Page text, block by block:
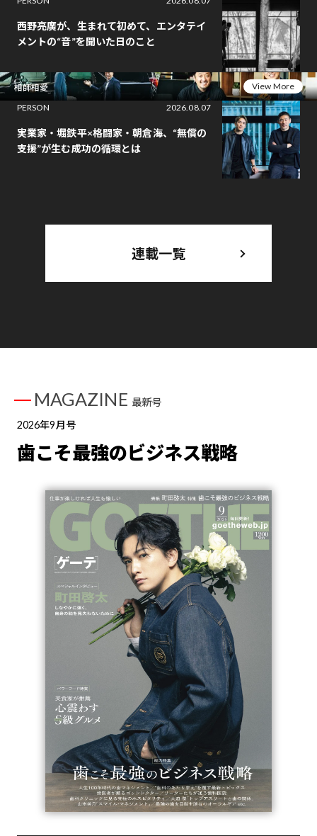
西野亮廣が、生まれて初めて、エンタテイ
メントの“音”を聞いた日のこと
相師相愛
View More
PERSON
2026.08.07
実業家・堀鉄平×格闘家・朝倉海、“無償の
支援”が生む成功の循環とは
連載一覧
MAGAZINE 最新号
2026年9月号
歯こそ最強のビジネス戦略